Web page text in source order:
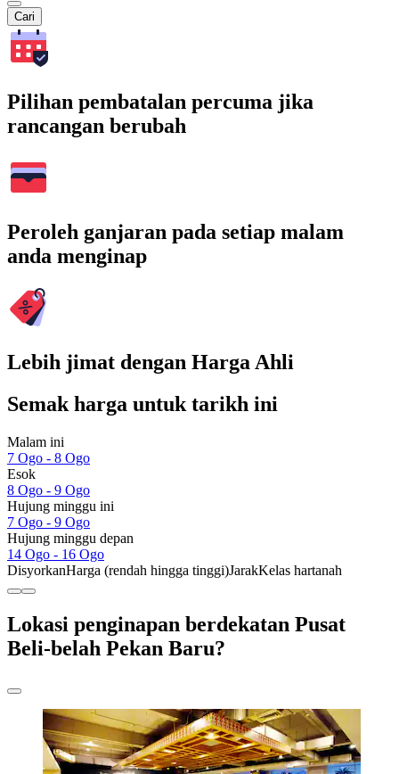
Cari
Pilihan pembatalan percuma jika
rancangan berubah
Peroleh ganjaran pada setiap malam
anda menginap
Lebih jimat dengan Harga Ahli
Semak harga untuk tarikh ini
Malam ini
7 Ogo - 8 Ogo
Esok
8 Ogo - 9 Ogo
Hujung minggu ini
7 Ogo - 9 Ogo
Hujung minggu depan
14 Ogo - 16 Ogo
DisyorkanHarga (rendah hingga tinggi)JarakKelas hartanah
Lokasi penginapan berdekatan Pusat
Beli-belah Pekan Baru?